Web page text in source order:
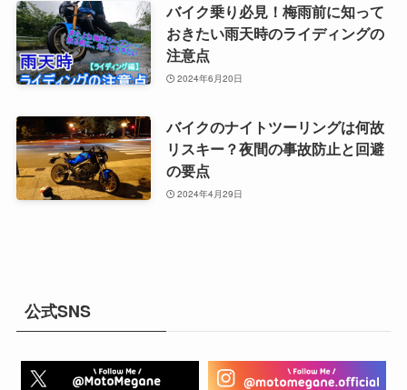
バイク乗り必見！梅雨前に知って
おきたい雨天時のライディングの
注意点
2024年6月20日
バイクのナイトツーリングは何故
リスキー？夜間の事故防止と回避
の要点
2024年4月29日
公式SNS